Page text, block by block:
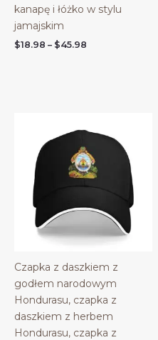
kanapę i łóżko w stylu
jamajskim
$18.98 – $45.98
Czapka z daszkiem z
godłem narodowym
Hondurasu, czapka z
daszkiem z herbem
Hondurasu, czapka z